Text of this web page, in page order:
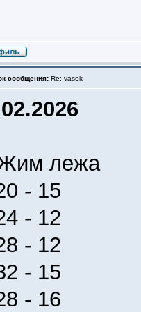
сообщения: Re: vasek
лежа
- 15
- 12
- 12
- 15
- 16